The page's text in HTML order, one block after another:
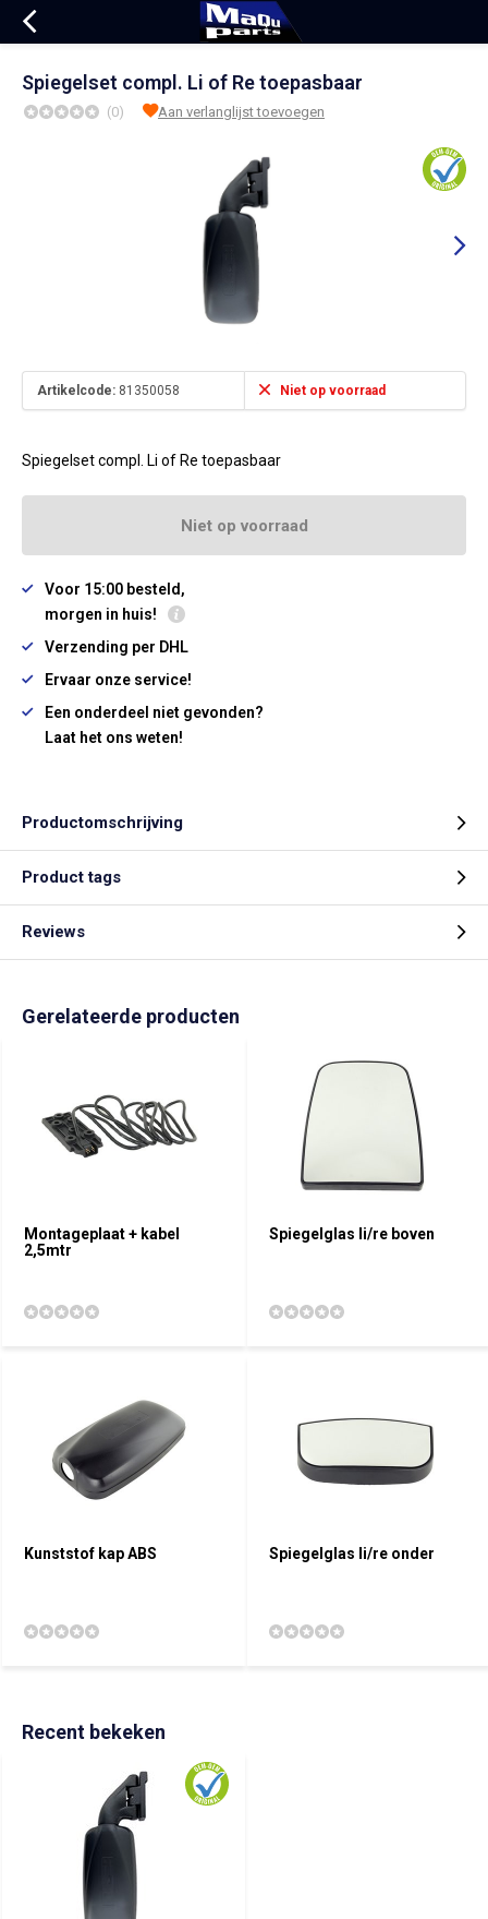
Spiegelset compl. Li of Re toepasbaar
(0) Aan verlanglijst toevoegen
Artikelcode: 81350058 Niet op voorraad
Spiegelset compl. Li of Re toepasbaar
Niet op voorraad
Voor 15:00 besteld,
morgen in huis!
Verzending per DHL
Ervaar onze service!
Een onderdeel niet gevonden?
Laat het ons weten!
Productomschrijving
Product tags
Reviews
Gerelateerde producten
Montageplaat + kabel
2,5mtr
Spiegelglas li/re boven
Kunststof kap ABS Spiegelglas li/re onder
Recent bekeken